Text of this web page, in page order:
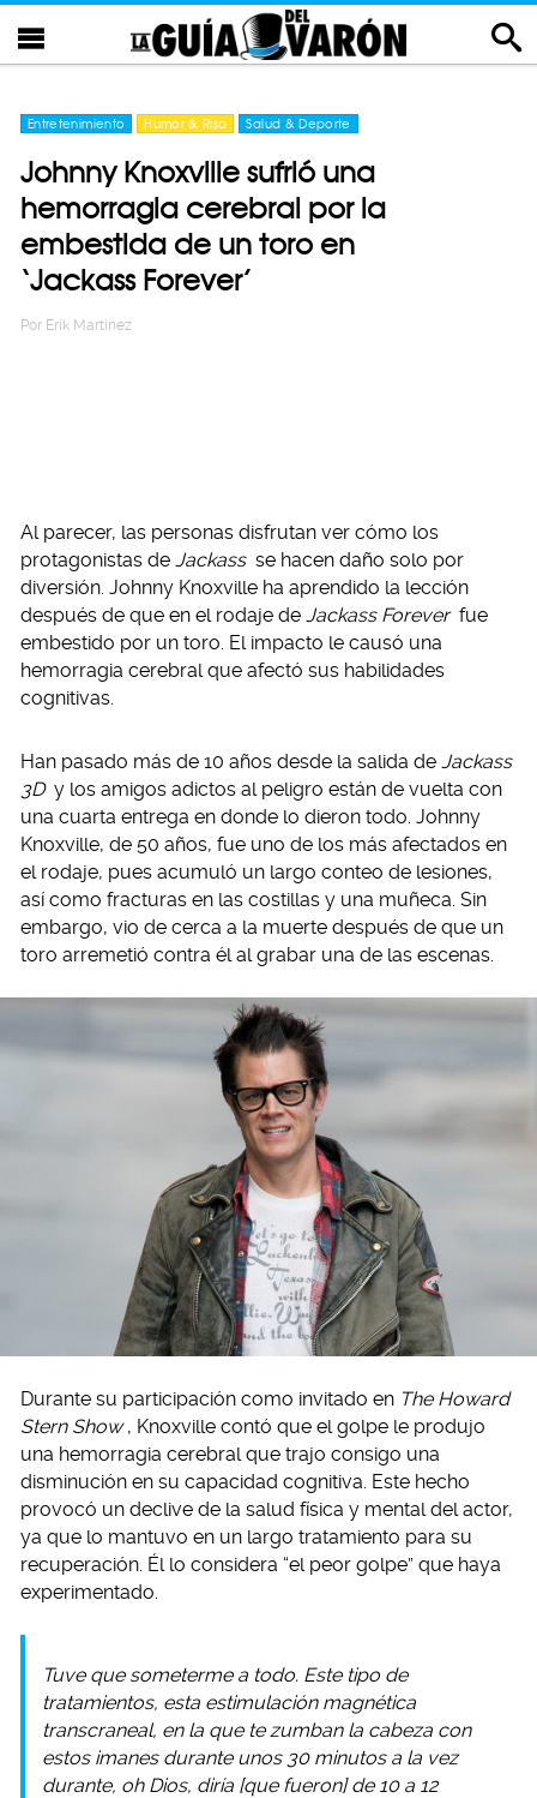
Entretenimiento Humor & Risa Salud & Deporte
Johnny Knoxville sufrió una
hemorragia cerebral por la
embestida de un toro en
‘Jackass Forever’
Por Erik Martinez
Al parecer, las personas disfrutan ver cómo los
protagonistas de Jackass se hacen daño solo por
diversión. Johnny Knoxville ha aprendido la lección
después de que en el rodaje de Jackass Forever fue
embestido por un toro. El impacto le causó una
hemorragia cerebral que afectó sus habilidades
cognitivas.
Han pasado más de 10 años desde la salida de Jackass
3D y los amigos adictos al peligro están de vuelta con
una cuarta entrega en donde lo dieron todo. Johnny
Knoxville, de 50 años, fue uno de los más afectados en
el rodaje, pues acumuló un largo conteo de lesiones,
así como fracturas en las costillas y una muñeca. Sin
embargo, vio de cerca a la muerte después de que un
toro arremetió contra él al grabar una de las escenas.
Durante su participación como invitado en The Howard
Stern Show , Knoxville contó que el golpe le produjo
una hemorragia cerebral que trajo consigo una
disminución en su capacidad cognitiva. Este hecho
provocó un declive de la salud física y mental del actor,
ya que lo mantuvo en un largo tratamiento para su
recuperación. Él lo considera “el peor golpe” que haya
experimentado.
Tuve que someterme a todo. Este tipo de
tratamientos, esta estimulación magnética
transcraneal, en la que te zumban la cabeza con
estos imanes durante unos 30 minutos a la vez
durante, oh Dios, diría [que fueron] de 10 a 12